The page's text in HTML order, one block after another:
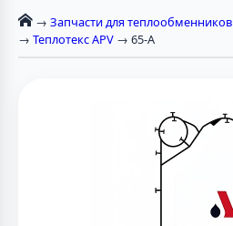
→ Запчасти для теплообменников
→ Теплотекс APV → 65-А